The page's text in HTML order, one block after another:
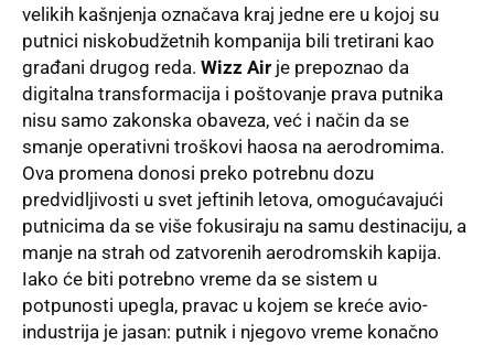
velikih kašnjenja označava kraj jedne ere u kojoj su
putnici niskobudžetnih kompanija bili tretirani kao
građani drugog reda. Wizz Air je prepoznao da
digitalna transformacija i poštovanje prava putnika
nisu samo zakonska obaveza, već i način da se
smanje operativni troškovi haosa na aerodromima.
Ova promena donosi preko potrebnu dozu
predvidljivosti u svet jeftinih letova, omogućavajući
putnicima da se više fokusiraju na samu destinaciju, a
manje na strah od zatvorenih aerodromskih kapija.
Iako će biti potrebno vreme da se sistem u
potpunosti upegla, pravac u kojem se kreće avio-
industrija je jasan: putnik i njegovo vreme konačno